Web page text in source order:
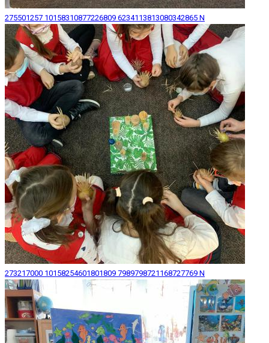
275501257 10158310877226809 6234113813080342865 N
273217000 10158254601801809 7989798721168727769 N